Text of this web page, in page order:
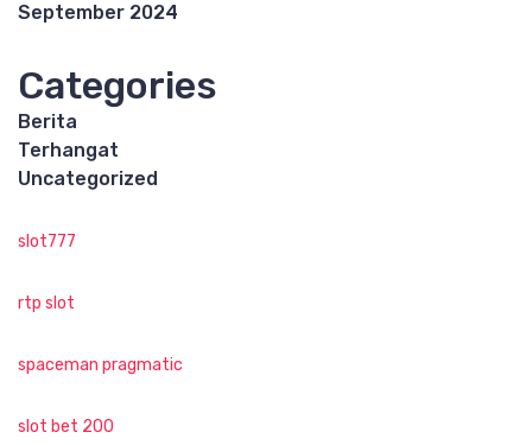
September 2024
Categories
Berita
Terhangat
Uncategorized
slot777
rtp slot
spaceman pragmatic
slot bet 200